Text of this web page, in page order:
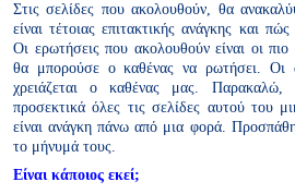
Στις σελίδες που ακολουθούν, θα
είναι τέτοιας επιτακτικής ανάγκης και
Οι ερωτήσεις που ακολουθούν είναι οι
θα μπορούσε ο καθένας να ρωτήσει. Οι
χρειάζεται ο καθένας μας. Παρακαλώ,
προσεκτικά όλες τις σελίδες αυτού του
είναι ανάγκη πάνω από μια φορά.
το μήνυμά τους.
Είναι κάποιος εκεί;